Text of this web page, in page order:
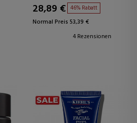
28,89 € 46% Rabatt
Normal Preis 53,39 €
4 Rezensionen